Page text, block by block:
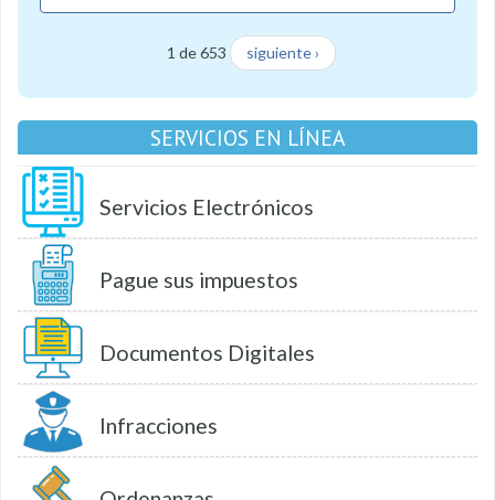
1 de 653 siguiente ›
SERVICIOS EN LÍNEA
Servicios Electrónicos
Pague sus impuestos
Documentos Digitales
Infracciones